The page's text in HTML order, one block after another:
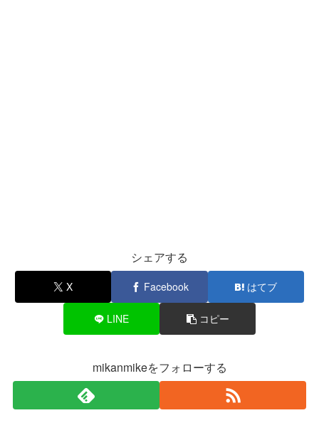
シェアする
X Facebook はてブ
LINE コピー
mikanmikeをフォローする